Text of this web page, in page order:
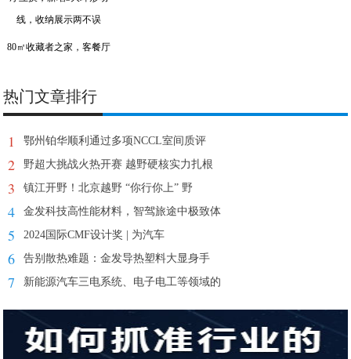
80㎡收藏者之家，客餐厅
热门文章排行
1 鄂州铂华顺利通过多项NCCL室间质评
2 野超大挑战火热开赛 越野硬核实力扎根
3 镇江开野！北京越野 “你行你上” 野
4 金发科技高性能材料，智驾旅途中极致体
5 2024国际CMF设计奖 | 为汽车
6 告别散热难题：金发导热塑料大显身手
7 新能源汽车三电系统、电子电工等领域的